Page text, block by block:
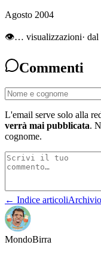
Agosto 2004
👁… visualizzazioni·
Commenti
L'email serve solo alla
verrà mai pubblicata.
cognome.
← Indice articoli
MondoBirra